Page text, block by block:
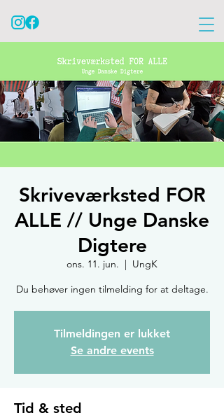
Skriveværksted FOR
ALLE // Unge Danske
Digtere
ons. 11. jun.
  |
UngK
Du behøver ingen tilmelding for at deltage.
Tilmeldingen er lukket
Se andre events
Tid & sted